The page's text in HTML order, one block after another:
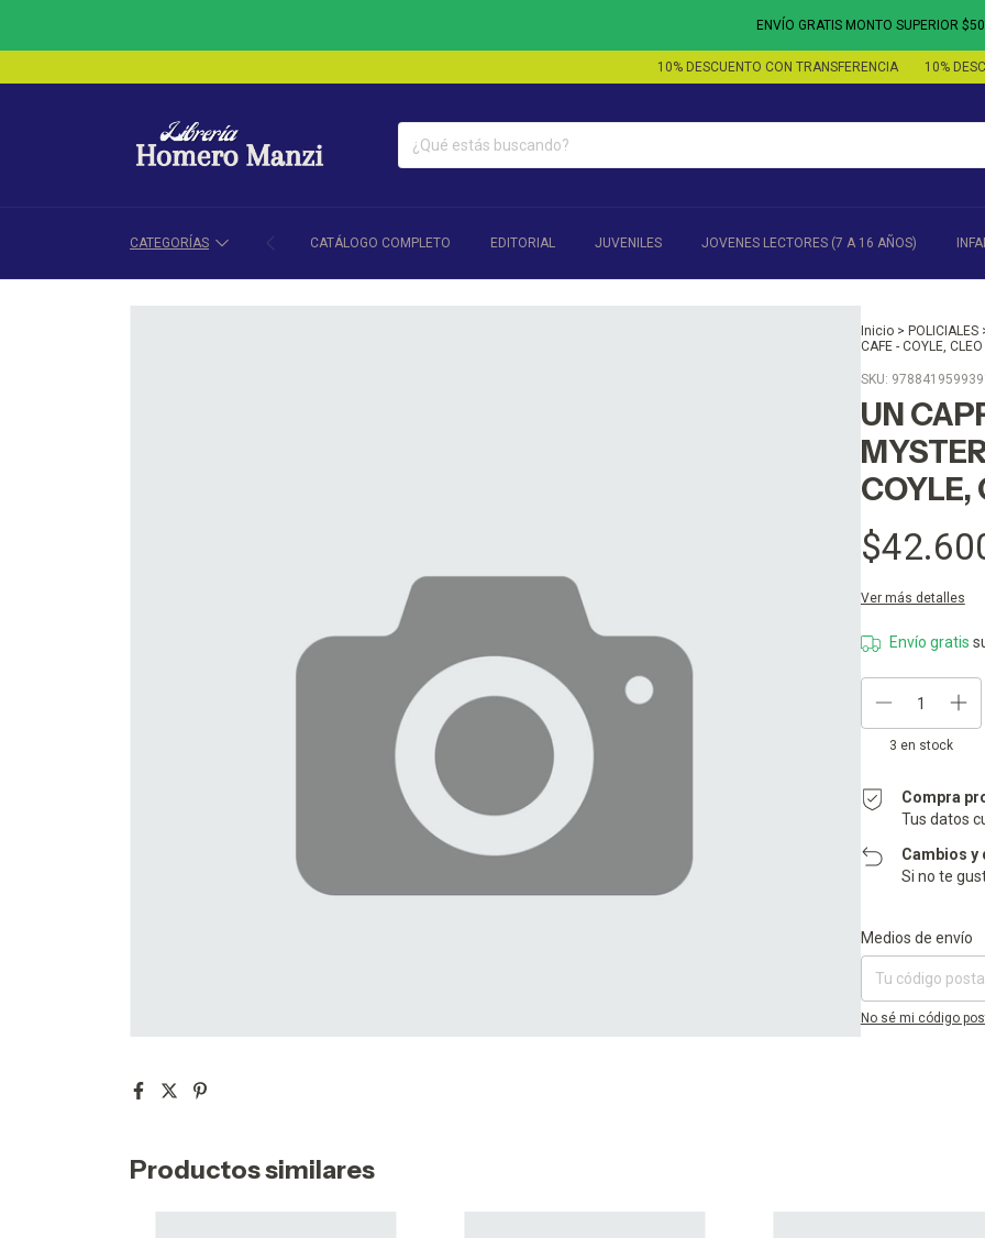
ENVÍO GRATIS MONTO SUPERIOR
10% DESCUENTO CON TRANSFERENCIA 10%
CATEGORÍAS CATÁLOGO COMPLETO EDITORIAL JUVENILES JOVENES LECTORES (7 A 16 AÑOS)
Inicio > POLICIALES
CAFE - COYLE, CLEO
SKU:
UN
COYLE,
Ver más detalles
Envío gratis
3 en stock
Compra
Tus datos
Cambios y
Si no te
Entregas para el CP:
Medios de envío
No sé mi código
Productos similares